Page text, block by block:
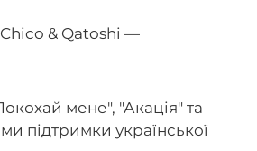
Chico & Qatoshi —
мене", "Акація" та
підтримки української